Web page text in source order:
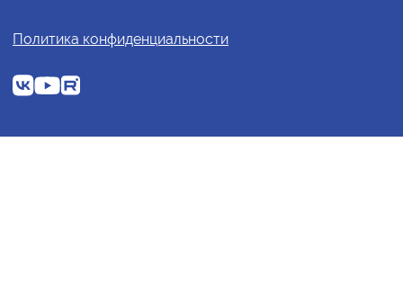
Политика конфиденциальности